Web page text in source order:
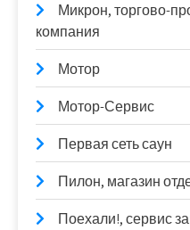
Микрон, торгово-
компания
Мотор
Мотор-Сервис
Первая сеть саун
Пилон, магазин
Поехали!, сервис